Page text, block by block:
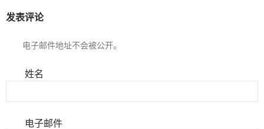
发表评论
电子邮件地址不会被公开。
姓名
电子邮件